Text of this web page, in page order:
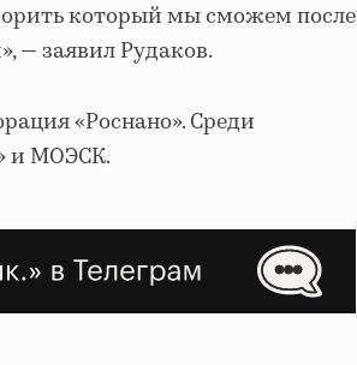
который мы сможем после
— заявил Рудаков.
«Роснано». Среди
и МОЭСК.